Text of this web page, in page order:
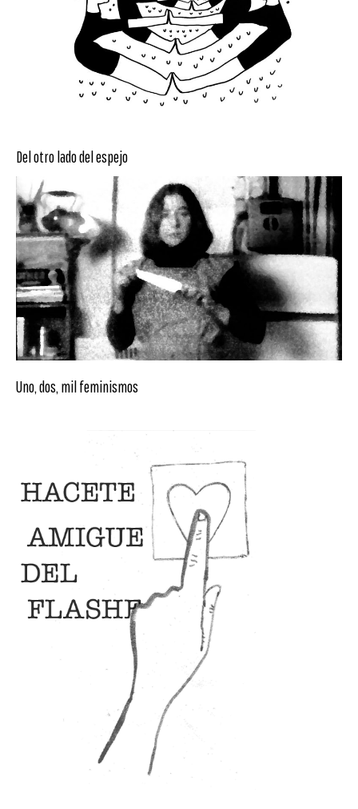
Del otro lado del espejo
Uno, dos, mil feminismos